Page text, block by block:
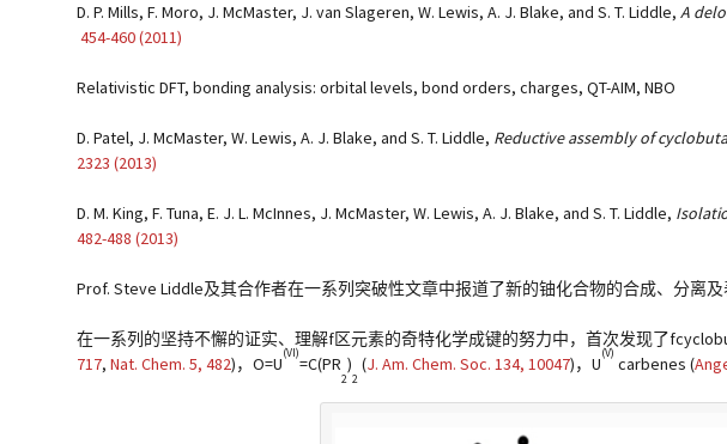
D. P. Mills, F. Moro, J. McMaster, J. van Slageren, W. Lewis, A. J. Blake, and S. T. Liddle,A
454-460 (2011)
Relativistic DFT, bonding analysis: orbital levels, bond orders, charges, QT-AIM, NBO
D. Patel, J. McMaster, W. Lewis, A. J. Blake, and S. T. Liddle, Reductive assembly of
2323 (2013)
D. M. King, F. Tuna, E. J. L. McInnes, J. McMaster, W. Lewis, A. J. Blake, and S. T. Liddle,
482-488 (2013)
Prof. Steve Liddle及其合作者在一系列突破性文章中报道了新的铀化合物的合成、分离及
在一系列的坚持不懈的证实、理解f区元素的奇特化学成键的努力中，首次发现了
717,Nat. Chem.5, 482)，O=U
(VI)
=C(PR
2
)
2
(J. Am. Chem. Soc.134, 10047)，U
(V)
carbenes (